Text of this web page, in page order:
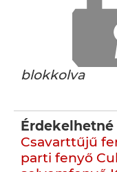
blokkolva
Érdekelhetné
Csavarttűjű
parti fenyő